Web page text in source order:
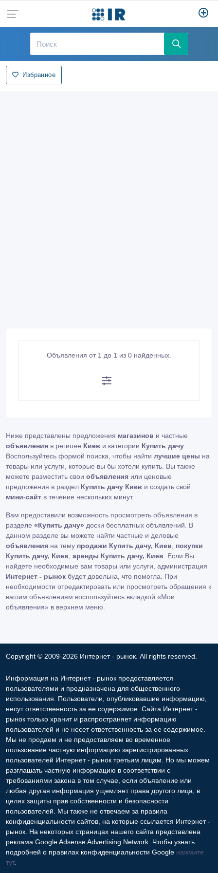
Избранное
Объявления от 1 до 1 из 0 найденных.
Ниже представлены предложения магазинов и частные
объявления в регионе Киев и категории Купить дачу
Воспользуйтесь формой поиска, чтобы найти лучшие цены на
товары или услуги, которые вы бы хотели купить. Вы также
можете разместить свои объявления или ценовые
предложения в раздел Купить дачу Киев и создать свой
мини-сайт в течение нескольких минут.
Вам предоставили возможность просмотреть объявления в
разделе «Купить дачу» доски бесплатных объявлений. В
данном разделе вы можете найти частные и деловые
объявления на тему продажи Купить дачу, Киев
покупки
Купить дачу, Киев аренды Купить дачу, Киев . Если Вы
найдете необходимые вам товары или услуги, администрация
Интернет - рынок будет довольна, что помогла. При
необходимости отредактировать или просмотреть обращения к
вашим объявлениям воспользуйтесь вкладкой «Мои
объявления» в верхнем меню.
Copyright © 2009-2026 Интернет - рынок. All rights reserved.
Информация на Интернет - рынок предоставляется
пользователями и предназначена для общественного
использования. Пользователи, опубликовавшие информацию,
несут ответственность за ее содержимое. Сайта Интернет -
рынок только хранит и распространяет информацию
пользователей и не несет ответственность за ее содержимое.
Мы не продаем и не предоставляем во временное
пользование частную информацию зарегистрированных
пользователей Интернет - рынок третьим лицам. Но мы можем
разглашать частную информацию в соответствии с
требованиями закона в том случае, если объявление или
любая другая информация ущемляет права другого лица, в
целях защиты прав собственности и безопасности
пользователей. Мы также не отвечаем за правила
конфиденциальности сайтов, на которые ссылается Интернет -
рынок. На некоторых страницах нашего сайта представлена
реклама Google Adsense Advertising Network. Чтобы узнать
подробней о правилах конфиденциальности Google нажмите
тут.